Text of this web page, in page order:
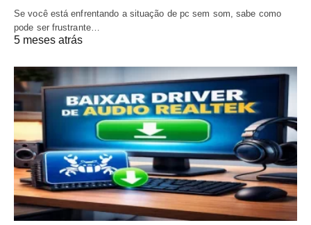
Se você está enfrentando a situação de pc sem som, sabe como
pode ser frustrante…
5 meses atrás